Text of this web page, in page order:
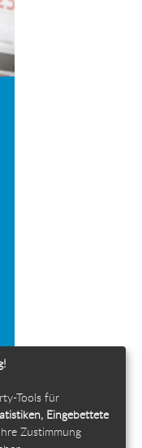
Tools für
Eingebettete
Zustimmung